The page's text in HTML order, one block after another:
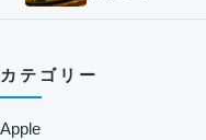
カテゴリー
Apple